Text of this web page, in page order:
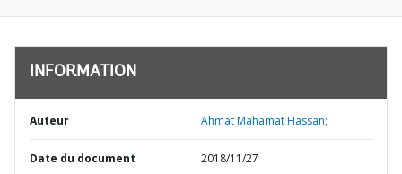
INFORMATION
Auteur Ahmat Mahamat Hassan;
Date du document 2018/11/27